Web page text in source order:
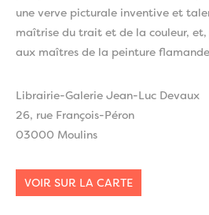
une verve picturale inventive et
maîtrise du trait et de la couleur, et,
aux maîtres de la peinture
Librairie-Galerie Jean-Luc Devaux
26, rue François-Péron
03000 Moulins
VOIR SUR LA CARTE